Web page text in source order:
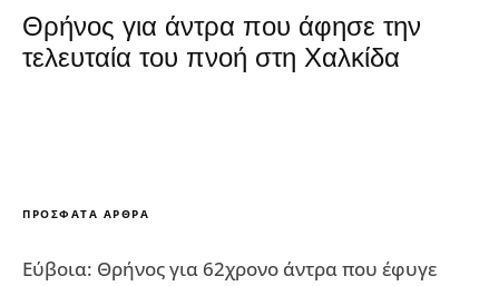
Θρήνος για άντρα που άφησε την
τελευταία του πνοή στη Χαλκίδα
ΠΡΌΣΦΑΤΑ ΆΡΘΡΑ
Εύβοια: Θρήνος για 62χρονο άντρα που έφυγε